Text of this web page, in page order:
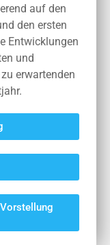
auf den
den ersten
Entwicklungen
und
erwartenden